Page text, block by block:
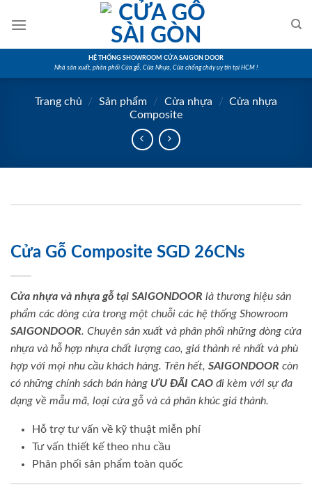
HỆ THỐNG SHOWROOM CỬA SAIGON DOOR
Nhà sản xuất, phân phối Cửa gỗ, Cửa Nhựa, Cửa chống cháy uy tín tại HCM !
Trang chủ / Sản phẩm / Cửa nhựa / Cửa nhựa
Composite
Cửa Gỗ Composite SGD 26CNs
Cửa nhựa và nhựa gỗ tại SAIGONDOOR là thương hiệu sản
phẩm các dòng cửa trong một chuỗi các hệ thống Showroom
SAIGONDOOR. Chuyên sản xuất và phân phối những dòng cửa
nhựa và hỗ hợp nhựa chất lượng cao, giá thành rẻ nhất và phù
hợp với mọi nhu cầu khách hàng. Trên hết, SAIGONDOOR còn
có những chính sách bán hàng ƯU ĐÃI CAO đi kèm với sự đa
dạng về mẫu mã, loại cửa gỗ và cả phân khúc giá thành.
Hỗ trợ tư vấn về kỹ thuật miễn phí
Tư vấn thiết kế theo nhu cầu
Phân phối sản phẩm toàn quốc